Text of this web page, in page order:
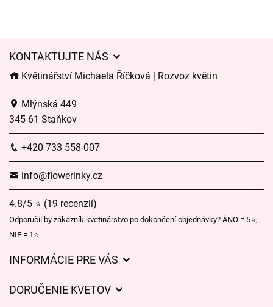
KONTAKTUJTE NÁS
Květinářství Michaela Říčková | Rozvoz květin
Mlýnská 449
345 61 Staňkov
+420 733 558 007
info@flowerinky.cz
4.8/5 ⭐ (19 recenzií)
Odporučil by zákazník kvetinárstvo po dokončení objednávky? ÁNO = 5⭐,
NIE = 1⭐
INFORMÁCIE PRE VÁS
DORUČENIE KVETOV